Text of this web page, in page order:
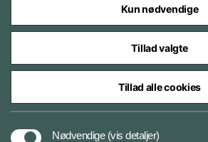
Styrelser og myndigheder under
Kun nødvendige
Tillad valgte
Tillad alle cookies
Nødvendige (vis detaljer)